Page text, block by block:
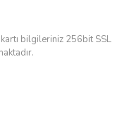
bilgileriniz 256bit SSL